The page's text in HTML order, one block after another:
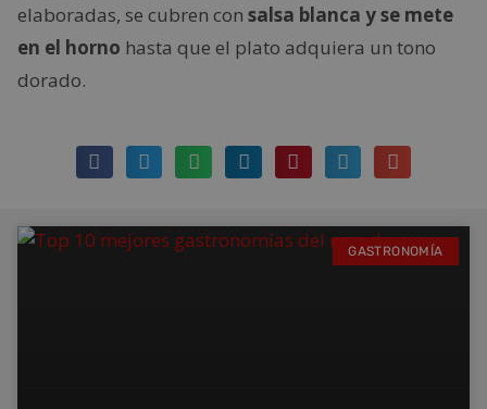
elaboradas, se cubren con salsa blanca y se mete
en el horno hasta que el plato adquiera un tono
dorado.
GASTRONOMÍA